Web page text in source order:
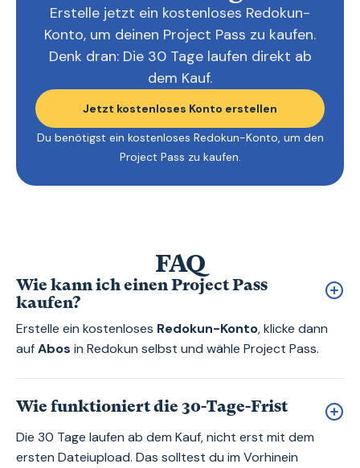
Erstelle jetzt ein kostenloses Redokun-
Konto, um deinen Project Pass zu kaufen.
Denk dran: Die 30 Tage laufen direkt ab
dem Kauf.
Jetzt kostenloses Konto erstellen
Du benötigst ein kostenloses Redokun-Konto, um den
Project Pass zu kaufen.
FAQ
Wie kann ich einen Project Pass
kaufen?
Erstelle ein kostenloses Redokun-Konto, klicke dann
aufAbos in Redokun selbst und wähle Project Pass.
Wie funktioniert die 30-Tage-Frist
Die 30 Tage laufen ab dem Kauf, nicht erst mit dem
ersten Dateiupload. Das solltest du im Vorhinein